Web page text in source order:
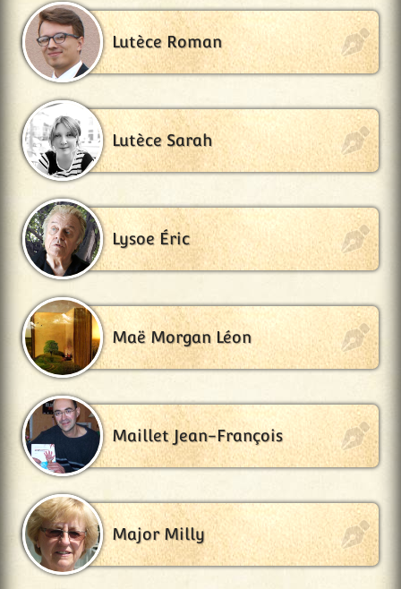
Lutèce Roman
Lutèce Sarah
Lysoe Éric
Maë Morgan Léon
Maillet Jean-François
Major Milly